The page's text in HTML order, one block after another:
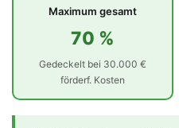
Maximum gesamt
70 %
Gedeckelt bei 30.000 €
förderf. Kosten